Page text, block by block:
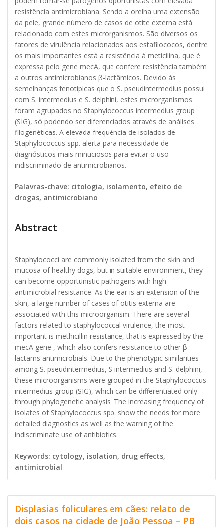
resistência antimicrobiana. Sendo a orelha uma extensão
da pele, grande número de casos de otite externa está
relacionado com estes microrganismos. São diversos os
fatores de virulência relacionados aos estafilococos, dentre
os mais importantes está a resistência à meticilina, que é
expressa pelo gene mecA, que confere resistência também
a outros antimicrobianos β-lactâmicos. Devido às
semelhanças fenotípicas que o S. pseudintermedius possui
com S. intermedius e S. delphini, estes microrganismos
foram agrupados no Staphylococcus intermedius group
(SIG), só podendo ser diferenciados através de análises
filogenéticas. A elevada frequência de isolados de
Staphylococcus spp. alerta para necessidade de
diagnósticos mais minuciosos para evitar o uso
indiscriminado de antimicrobianos.
Palavras-chave: citologia, isolamento, efeito de
drogas, antimicrobiano
Abstract
Staphylococci are commonly isolated from the skin and
mucosa of healthy dogs, but in suitable environment, they
can become opportunistic pathogens with high
antimicrobial resistance. As the ear is an extension of the
skin, a large number of cases of otitis externa are
associated with this microorganism. There are several
factors related to staphylococcal virulence, the most
important is methicillin resistance, that is expressed by the
mecA gene , which also confers resistance to other β-
lactams antimicrobials. Due to the phenotypic similarities
among S. pseudintermedius, S intermedius and S. delphini,
these microorganisms were grouped in the Staphylococcus
intermedius group (SIG), which can be differentiated only
through phylogenetic analysis. The increasing frequency of
isolates of Staphylococcus spp. show the needs for more
detailed diagnostics as well as the warning of the
indiscriminate use of antibiotics.
Keywords: cytology, isolation, drug effects,
antimicrobial
Displasias foliculares em cães: relato de
dois casos na cidade de João Pessoa – PB